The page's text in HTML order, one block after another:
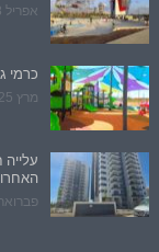
אפריל 08, 2025
כרמי
מרץ 25, 2025
פברואר 28,